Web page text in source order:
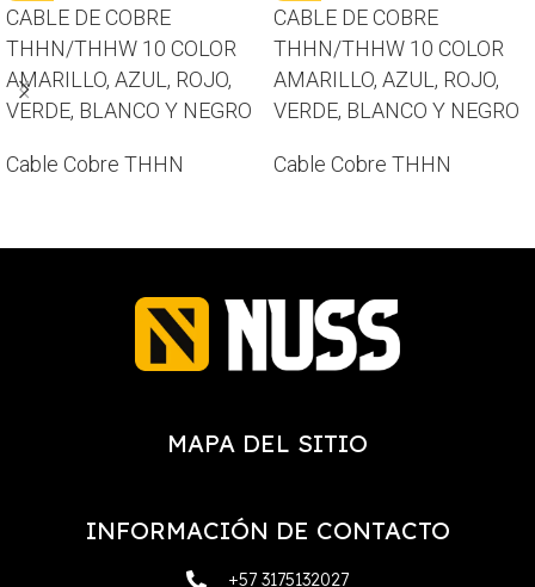
CABLE DE COBRE
THHN/THHW 10 COLOR
AMARILLO, AZUL, ROJO,
VERDE, BLANCO Y NEGRO
Cable Cobre THHN
CABLE DE COBRE
THHN/THHW 10 COLOR
AMARILLO, AZUL, ROJO,
VERDE, BLANCO Y NEGRO
Cable Cobre THHN
MAPA DEL SITIO
INFORMACIÓN DE CONTACTO
+57 3175132027